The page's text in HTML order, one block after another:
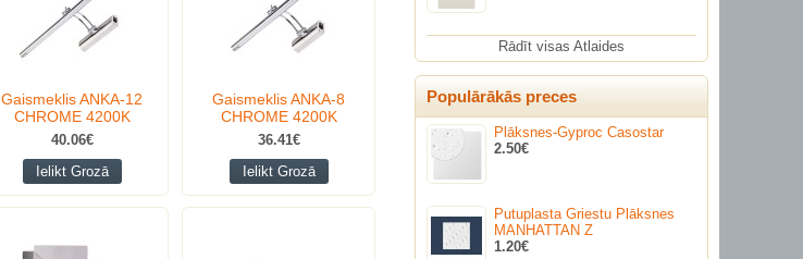
Gaismeklis ANKA-12
CHROME 4200K
40.06€
Ielikt Grozā
Gaismeklis ANKA-8
CHROME 4200K
36.41€
Ielikt Grozā
Rādīt visas Atlaides
Populārākās preces
Plāksnes-Gyproc Casostar
2.50€
Putuplasta Griestu Plāksnes
MANHATTAN Z
1.20€